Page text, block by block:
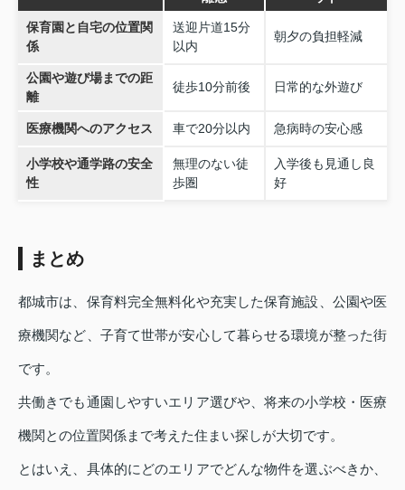
保育園と自宅の位置関
係
送迎片道15分
以内
朝夕の負担軽減
公園や遊び場までの距
離
徒歩10分前後 日常的な外遊び
医療機関へのアクセス 車で20分以内 急病時の安心感
小学校や通学路の安全
性
無理のない徒
歩圏
入学後も見通し良
好
まとめ
都城市は、保育料完全無料化や充実した保育施設、公園や医
療機関など、子育て世帯が安心して暮らせる環境が整った街
です。
共働きでも通園しやすいエリア選びや、将来の小学校・医療
機関との位置関係まで考えた住まい探しが大切です。
とはいえ、具体的にどのエリアでどんな物件を選ぶべきか、